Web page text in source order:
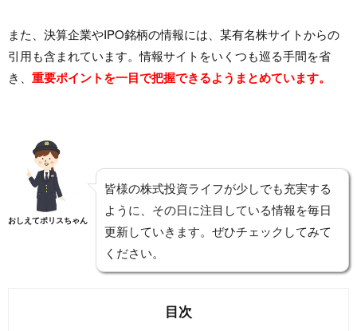
また、決算企業やIPO銘柄の情報には、某有名株サイトからの
引用も含まれています。情報サイトをいくつも巡る手間を省
き、 重要ポイントを一目で把握できるようまとめています。
おしえてポリスちゃん
皆様の株式投資ライフが少しでも充実する
ように、その日に注目している情報を毎日
更新していきます。ぜひチェックしてみて
ください。
目次